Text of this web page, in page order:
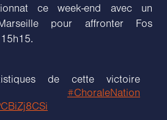
ce week-end avec un
pour affronter Fos
de cette victoire
#ChoraleNation